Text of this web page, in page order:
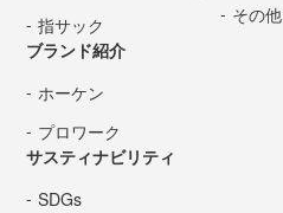
指サック
その他
ブランド紹介
ホーケン
プロワーク
サスティナビリティ
SDGs